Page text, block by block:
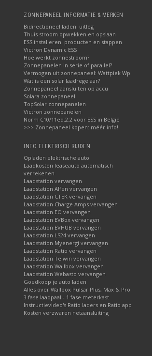
ZONNEPANEEL INFORMATIE & MERKEN
Bidirectioneel laden: uitleg
Thuis stroom opwekken en opslaan
ESS installeren: producten en stappen
Victron Dynamic ESS
Hoe werkt zonnestroom?
Zonnepanelen in serie of parallel?
Vermogen uit zonnepaneel: Wattpiek Wp
Wat is een solar laadregelaar?
Zonnepaneel aansluiten op accu
Solara zonnepaneel
TopSolar zonnepanelen
Victron zonnepanelen
Norm C10/11ed.2.2 voor ESS in België
>>> Zonnepaneel kopen: méér info!
INFO ELEKTRISCH RIJDEN
Opladen elektrische auto
Laadkosten leaseauto automatisch
verrekenen
Laadstation vervangen
Laadstation Alfen vervangen
Laadstation CTEK vervangen
Laadstation Charge Amps vervangen
Laadstation EO vervangen
Laadstation EVBox vervangen
Laadstation EVHUB vervangen
Laadstation LS24 vervangen
Laadstation Myenergi vervangen
Laadstation Ratio vervangen
Laadstation Telwin vervangen
Laadstation Wallbox vervangen
Laadstation Webasto vervangen
Goedkoop je auto laden
Alles over Wallbox Pulsar Plus, Max & Pro
3 fase laadpaal - 1 fase meterkast
Instructievideo's Ratio laders en Ratio app
Kosten verzwaren netaansluiting